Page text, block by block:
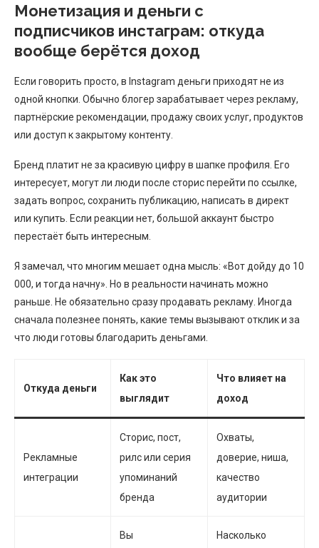
Монетизация и деньги с
подписчиков инстаграм: откуда
вообще берётся доход
Если говорить просто, в Instagram деньги приходят не из
одной кнопки. Обычно блогер зарабатывает через рекламу,
партнёрские рекомендации, продажу своих услуг, продуктов
или доступ к закрытому контенту.
Бренд платит не за красивую цифру в шапке профиля. Его
интересует, могут ли люди после сторис перейти по ссылке,
задать вопрос, сохранить публикацию, написать в директ
или купить. Если реакции нет, большой аккаунт быстро
перестаёт быть интересным.
Я замечал, что многим мешает одна мысль: «Вот дойду до 10
000, и тогда начну». Но в реальности начинать можно
раньше. Не обязательно сразу продавать рекламу. Иногда
сначала полезнее понять, какие темы вызывают отклик и за
что люди готовы благодарить деньгами.
Откуда деньги
Как это
выглядит
Что влияет на
доход
Рекламные
интеграции
Сторис, пост,
рилс или серия
упоминаний
бренда
Охваты,
доверие, ниша,
качество
аудитории
Вы
Насколько